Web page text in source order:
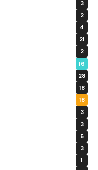
3
2
4
21
2
16
28
18
18
3
3
5
3
1